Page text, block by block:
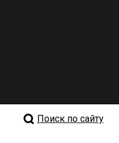
Поиск по сайту